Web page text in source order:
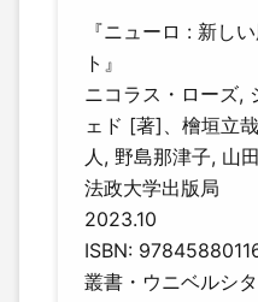
『ニューロ : 新し
ト』
ニコラス・ローズ,
ェド [著]、檜垣立
人, 野島那津子, 山
法政大学出版局
2023.10
ISBN:
叢書・ウニベルシ